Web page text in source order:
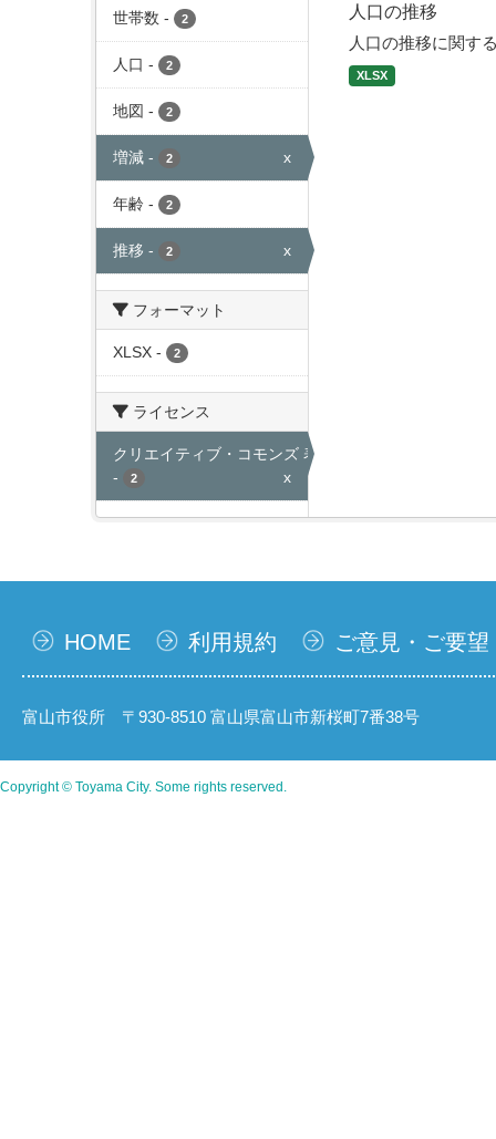
世帯数 - 2
人口 - 2
地図 - 2
増減 - 2 x
年齢 - 2
推移 - 2 x
フォーマット
XLSX - 2
ライセンス
クリエイティブ・コモンズ 表示
-
2 x
人口の推移
人口の推移に関す
XLSX
HOME 利用規約 ご意見・ご要望
富山市役所 〒930-8510 富山県富山市新桜町7番38号
Copyright © Toyama City. Some rights reserved.